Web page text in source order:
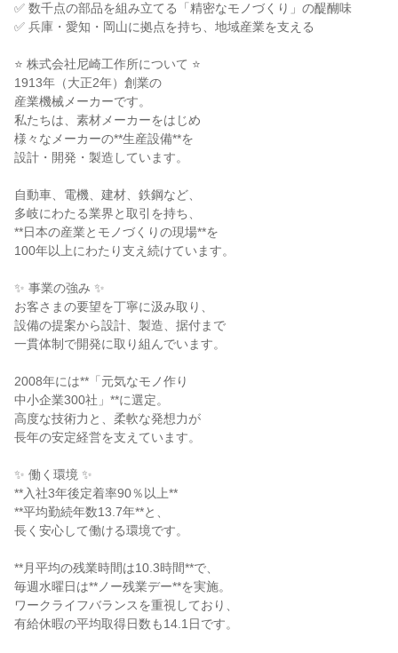
✅ 数千点の部品を組み立てる「精密なモノづくり」の醍醐味
✅ 兵庫・愛知・岡山に拠点を持ち、地域産業を支える
⭐ 株式会社尼崎工作所について ⭐
1913年（大正2年）創業の
産業機械メーカーです。
私たちは、素材メーカーをはじめ
様々なメーカーの**生産設備**を
設計・開発・製造しています。
自動車、電機、建材、鉄鋼など、
多岐にわたる業界と取引を持ち、
**日本の産業とモノづくりの現場**を
100年以上にわたり支え続けています。
✨ 事業の強み ✨
お客さまの要望を丁寧に汲み取り、
設備の提案から設計、製造、据付まで
一貫体制で開発に取り組んでいます。
2008年には**「元気なモノ作り
中小企業300社」**に選定。
高度な技術力と、柔軟な発想力が
長年の安定経営を支えています。
✨ 働く環境 ✨
**入社3年後定着率90％以上**
**平均勤続年数13.7年**と、
長く安心して働ける環境です。
**月平均の残業時間は10.3時間**で、
毎週水曜日は**ノー残業デー**を実施。
ワークライフバランスを重視しており、
有給休暇の平均取得日数も14.1日です。